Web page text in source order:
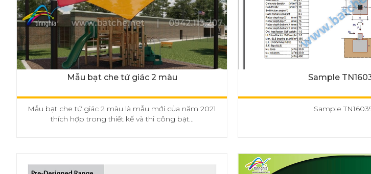
Mẫu bạt che tứ giác 2 màu
Mẫu bạt che tứ giác 2 màu là mẫu mới của năm 2021
thích hợp trong thiết kế và thi công bạt...
Sample
Sample